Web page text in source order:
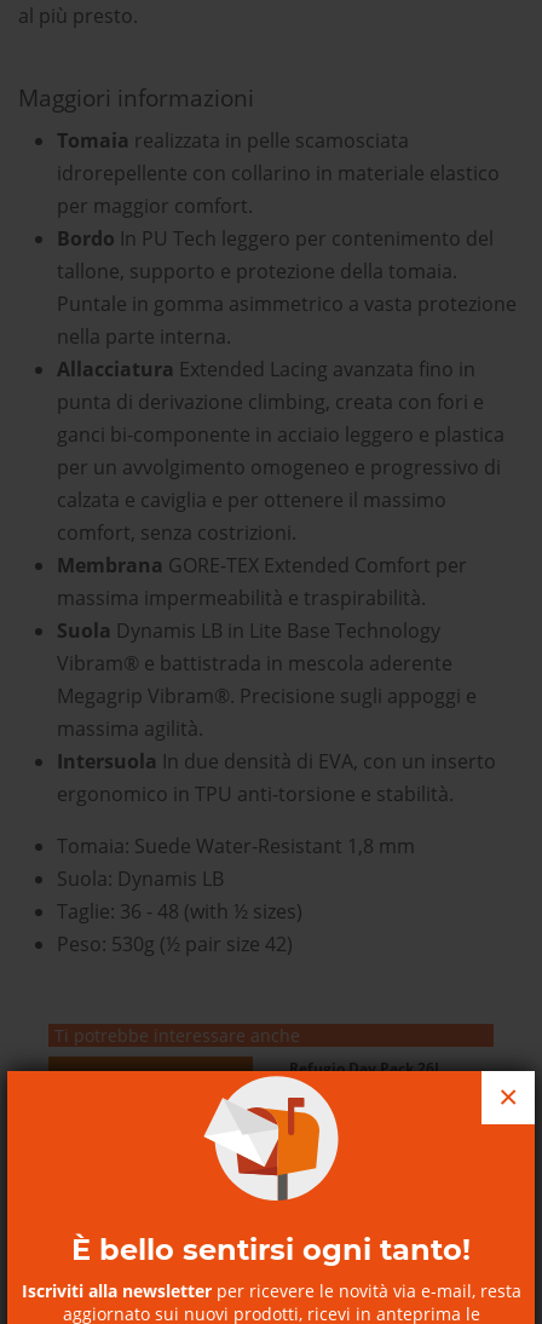
È bello sentirsi ogni tanto!
Iscriviti alla newsletterper ricevere le novità via e-mail, resta
aggiornato sui nuovi prodotti, ricevi in anteprima le
×
al più presto.
Maggiori informazioni
Tomaia realizzata in pelle scamosciata
idrorepellente con collarino in materiale elastico
per maggior comfort.
Bordo In PU Tech leggero per contenimento del
tallone, supporto e protezione della tomaia.
Puntale in gomma asimmetrico a vasta protezione
nella parte interna.
Allacciatura Extended Lacing avanzata fino in
punta di derivazione climbing, creata con fori e
ganci bi-componente in acciaio leggero e plastica
per un avvolgimento omogeneo e progressivo di
calzata e caviglia e per ottenere il massimo
comfort, senza costrizioni.
Membrana GORE-TEX Extended Comfort per
massima impermeabilità e traspirabilità.
Suola Dynamis LB in Lite Base Technology
Vibram® e battistrada in mescola aderente
Megagrip Vibram®. Precisione sugli appoggi e
massima agilità.
Intersuola In due densità di EVA, con un inserto
ergonomico in TPU anti-torsione e stabilità.
Tomaia: Suede Water-Resistant 1,8 mm
Suola: Dynamis LB
Taglie: 36 - 48 (with ½ sizes)
Peso: 530g (½ pair size 42)
Ti potrebbe interessare anche
SCOPRI I NOSTRI BUONI
REGALO
Refugio Day Pack 26L
Refugio Day Pack 26L
Patagonia